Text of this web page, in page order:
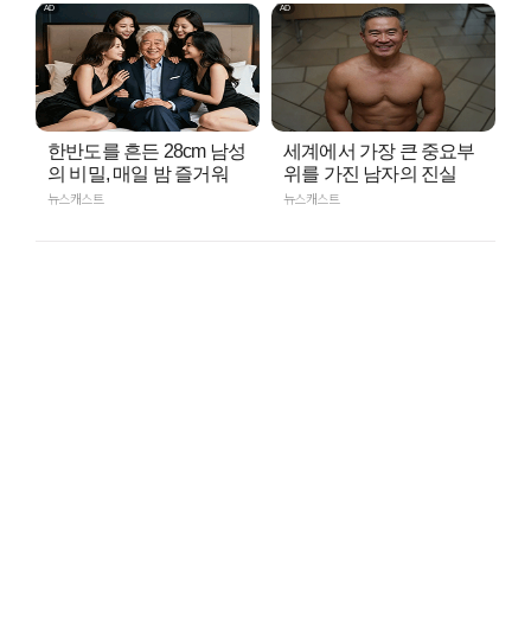
한반도를 흔든 28cm 남성
의 비밀, 매일 밤 즐거워
뉴스캐스트
세계에서 가장 큰 중요부
위를 가진 남자의 진실
뉴스캐스트